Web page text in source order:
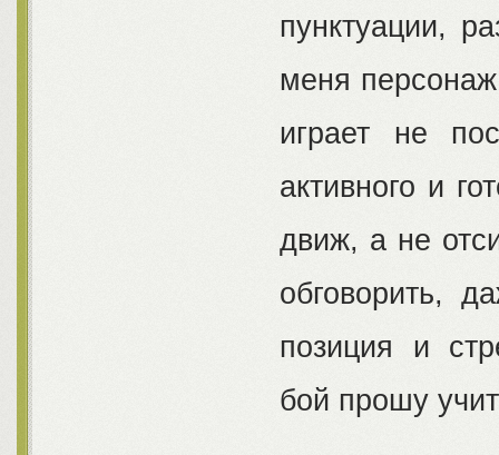
пунктуации,
меня
играет не
активного и
движ, а не
обговорить,
позиция и
бой прошу